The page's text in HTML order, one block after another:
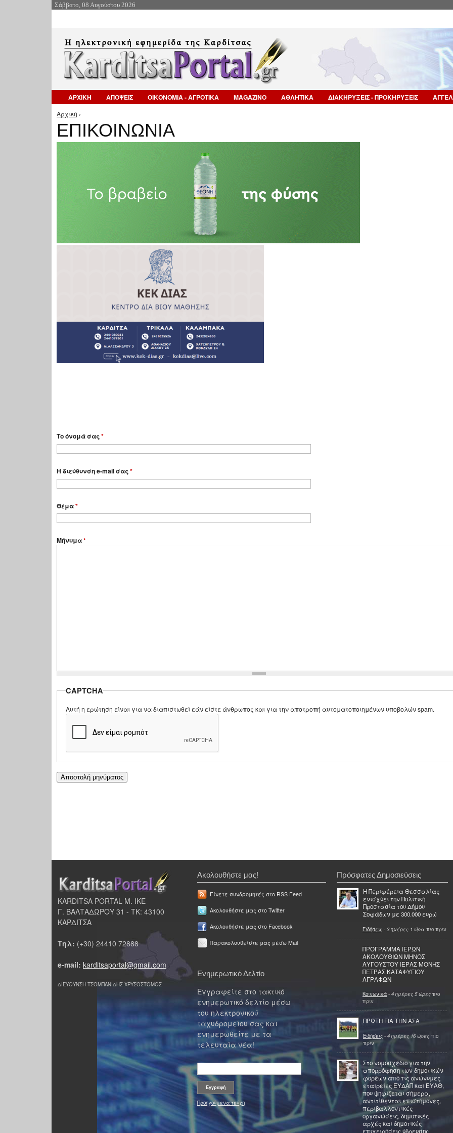
Σάββατο, 08 Αυγούστου 2026
ΑΡΧΙΚΗ ΑΠΟΨΕΙΣ ΟΙΚΟΝΟΜΙΑ - ΑΓΡΟΤΙΚΑ MAGAZINO ΑΘΛΗΤΙΚΑ ΔΙΑΚΗΡΥΞΕΙΣ - ΠΡΟΚΗΡΥΞΕΙΣ
Είστε εδώ
Αρχική ›
ΕΠΙΚΟΙΝΩΝΙΑ
Το όνομά σας*
Η διεύθυνση e-mail σας*
Θέμα*
Μήνυμα*
CAPTCHA
Αυτή η ερώτηση είναι για να διαπιστωθεί εάν είστε άνθρωπος και για την αποτροπή αυτοματοποιημένων υποβολών spam.
KARDITSA PORTAL Μ. ΙΚΕ
Γ. ΒΑΛΤΑΔΩΡΟΥ 31 - ΤΚ: 43100
ΚΑΡΔΙΤΣΑ
Τηλ: (+30) 24410 72888
e-mail: karditsaportal@gmail.com
ΔΙΕΥΘΥΝΣΗ ΤΣΟΜΠΑΝΙΔΗΣ ΧΡΥΣΟΣΤΟΜΟΣ
Ακολουθήστε μας!
Γίνετε συνδρομητές στο RSS Feed
Ακολουθήστε μας στο Twitter
Ακολουθήστε μας στο Facebook
Παρακολουθείστε μας μέσω Mail
Ενημερωτικό Δελτίο
Εγγραφείτε στο τακτικό
ενημερωτικό δελτίο μέσω
του ηλεκτρονικού
ταχυδρομείου σας και
ενημερωθείτε με τα
τελευταία νέα!
Προηγούμενα τεύχη
Πρόσφατες Δημοσιεύσεις
Η Περιφέρεια Θεσσαλίας
ενισχύει την Πολιτική
Προστασία του Δήμου
Σοφάδων με 300.000 ευρώ
Ειδήσεις - 3 ημέρες 1 ώρα πιο πριν
ΠΡΟΓΡΑΜΜΑ ΙΕΡΩΝ
ΑΚΟΛΟΥΘΙΩΝ ΜΗΝΟΣ
ΑΥΓΟΥΣΤΟΥ ΙΕΡΑΣ ΜΟΝΗΣ
ΠΕΤΡΑΣ ΚΑΤΑΦΥΓΙΟΥ
ΑΓΡΑΦΩΝ
Κοινωνικά - 4 ημέρες 5 ώρες πιο
πριν
ΠΡΩΤΗ ΓΙΑ ΤΗΝ ΑΣΑ
Ειδήσεις - 4 ημέρες 16 ώρες πιο
πριν
Στο νομοσχέδιο για την
απορρόφηση των δημοτικών
φορέων από τις ανώνυμες
εταιρείες ΕΥΔΑΠ και ΕΥΑΘ,
που ψηφίζεται σήμερα,
αντιτίθενται επιστήμονες,
περιβαλλοντικές
οργανώσεις, δημοτικές
αρχές και δημοτικές
επιχειρήσεις ύδρευσης